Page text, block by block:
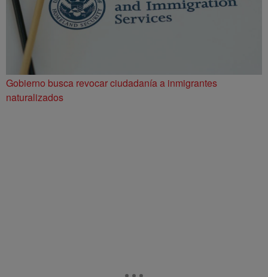
Gobierno busca revocar ciudadanía a inmigrantes
naturalizados